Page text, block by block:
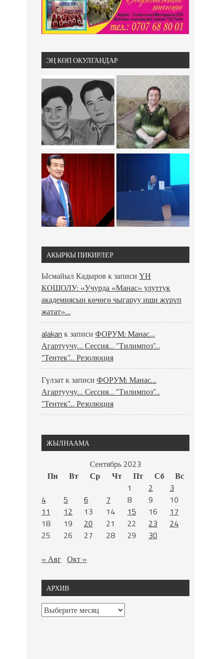
ЭҢ КӨП ОКУЛГАНДАР
АКЫРКЫ ПИКИРЛЕР
Ысмайыл Кадыров к записи ҮН
КОШОЛУ: «Учурда «Манас» улуттук
академиясын көчөгө чыгаруу иши жүрүп
жатат»…
alakan к записи ФОРУМ: Манас…
Агартуучу… Сессия… “Тилимпоз”…
“Тентек”… Резолюция
Гүлзатк записи ФОРУМ: Манас…
Агартуучу… Сессия… “Тилимпоз”…
“Тентек”… Резолюция
ЖЫЛНААМА
Сентябрь 2023
Пн
Вт Ср Чт Пт Сб
Вс
1
2
3
4
5 6 7 8 9
10
11
12 13 14 15 16
17
18
19 20 21 22 23
24
25
26 27 28 29
30
« Авг Окт »
АРХИВ